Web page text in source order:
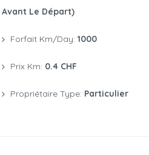
Avant Le Départ)
Forfait Km/day: 1000
Prix Km: 0.4 CHF
Propriétaire Type: Particulier